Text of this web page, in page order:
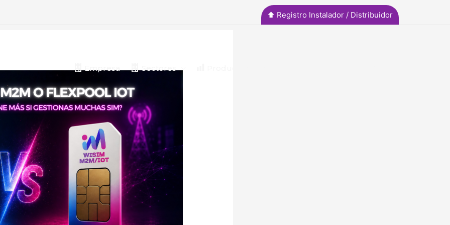
⬆︎ Registro Instalador / Distribuidor
Empresa Sectores